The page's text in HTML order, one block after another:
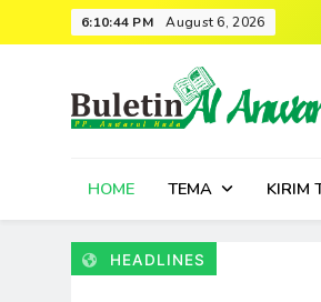
to
6:10:44 PM August 6, 2026
HOME TEMA KIRIM
HEADLINES